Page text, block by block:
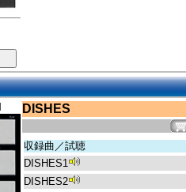
DISHES
収録曲／試聴
DISHES1
DISHES2